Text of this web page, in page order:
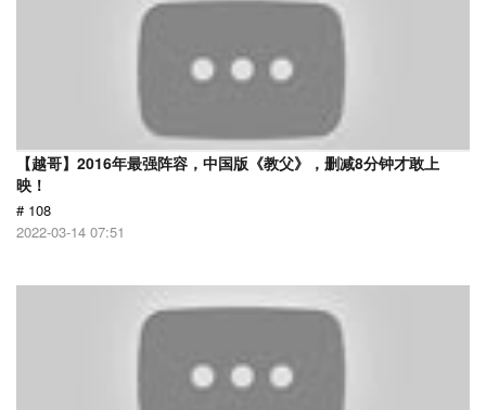
【越哥】2016年最强阵容，中国版《教父》，删减8分钟才敢上
映！
# 108
2022-03-14 07:51